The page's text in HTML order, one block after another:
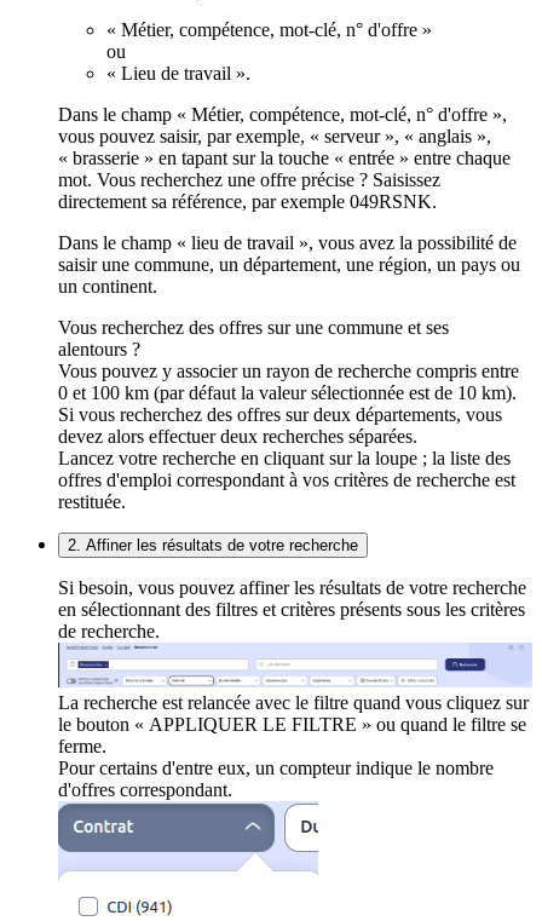
« Métier, compétence, mot-clé, n° d'offre »
ou
« Lieu de travail ».
Dans le champ « Métier, compétence, mot-clé, n° d'offre »,
vous pouvez saisir, par exemple, « serveur », « anglais »,
« brasserie » en tapant sur la touche « entrée » entre chaque
mot. Vous recherchez une offre précise ? Saisissez
directement sa référence, par exemple 049RSNK.
Dans le champ « lieu de travail », vous avez la possibilité de
saisir une commune, un département, une région, un pays ou
un continent.
Vous recherchez des offres sur une commune et ses
alentours ?
Vous pouvez y associer un rayon de recherche compris entre
0 et 100 km (par défaut la valeur sélectionnée est de 10 km).
Si vous recherchez des offres sur deux départements, vous
devez alors effectuer deux recherches séparées.
Lancez votre recherche en cliquant sur la loupe ; la liste des
offres d'emploi correspondant à vos critères de recherche est
restituée.
2. Affiner les résultats de votre recherche
Si besoin, vous pouvez affiner les résultats de votre recherche
en sélectionnant des filtres et critères présents sous les critères
de recherche.
La recherche est relancée avec le filtre quand vous cliquez sur
le bouton « APPLIQUER LE FILTRE » ou quand le filtre se
ferme.
Pour certains d'entre eux, un compteur indique le nombre
d'offres correspondant.